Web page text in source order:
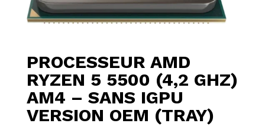
PROCESSEUR AMD
RYZEN 5 5500 (4,2 GHZ)
AM4 – SANS IGPU
VERSION OEM (TRAY)